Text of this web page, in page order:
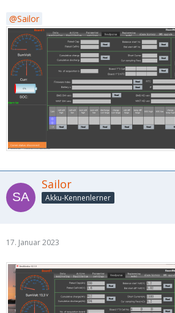
Sailor
Sailor
Akku-Kennenlerner
17. Januar 2023